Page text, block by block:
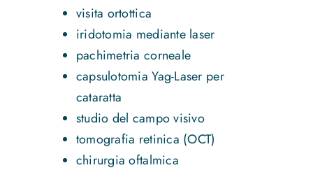
visita ortottica
iridotomia mediante laser
pachimetria corneale
capsulotomia Yag-Laser per
cataratta
studio del campo visivo
tomografia retinica (OCT)
chirurgia oftalmica